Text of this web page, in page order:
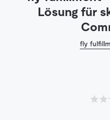
Lösung für
fly